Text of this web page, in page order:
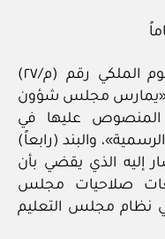
وبناءً على البند (ثانياً) من المرسوم الملكي رقم (م/٢٧)
يقضي بأن «يمارس مجلس شؤون
المنصوص عليها في
والبند (رابعاً)
إليه الذي يقضي بأن
صلاحيات مجلس
في نظام مجلس التعليم